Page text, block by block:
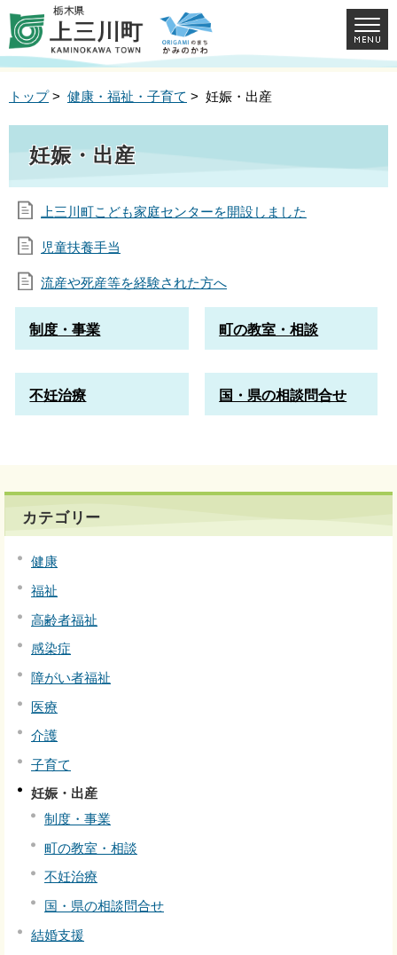
トップ> 健康・福祉・子育て > 妊娠・出産
妊娠・出産
上三川町こども家庭センターを開設しました
児童扶養手当
流産や死産等を経験された方へ
制度・事業 町の教室・相談
不妊治療 国・県の相談問合せ
カテゴリー
健康
福祉
高齢者福祉
感染症
障がい者福祉
医療
介護
子育て
妊娠・出産
制度・事業
町の教室・相談
不妊治療
国・県の相談問合せ
結婚支援